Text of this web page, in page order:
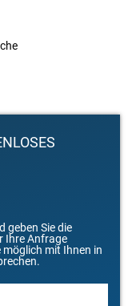
geben Sie die
Ihre Anfrage
mit Ihnen in